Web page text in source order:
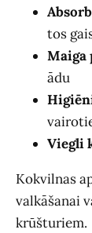
tos
Maiga
ādu
Viegli
Kokvilnas
valkāšanai
krūšturiem.